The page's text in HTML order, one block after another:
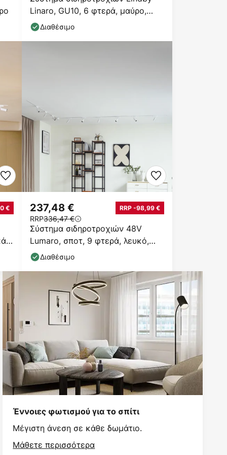
Linaro, GU10, 6 φτερά, μαύρο,
σχήμα Ο
Διαθέσιμο
€
Σύστημα σιδηροτροχιών 48V
Lumaro, σποτ, 9 φτερά, λευκό,
Ø4cm, 13 cm
237,48 € RRP -98,99 €
RRP336,47 €
Διαθέσιμο
Έννοιες φωτισμού για το σπίτι
Μέγιστη άνεση σε κάθε δωμάτιο.
Μάθετε περισσότερα